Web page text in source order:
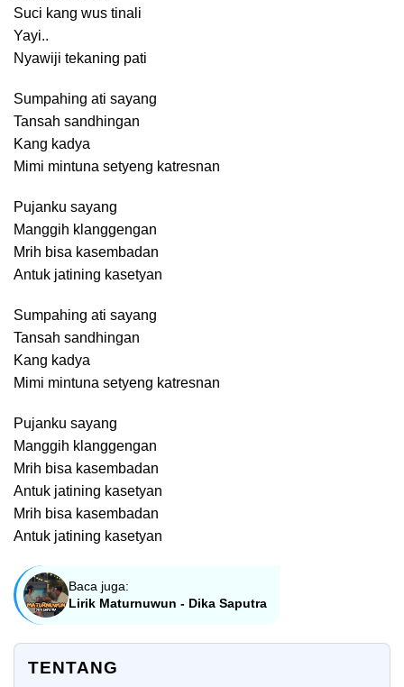
Suci kang wus tinali
Yayi..
Nyawiji tekaning pati
Sumpahing ati sayang
Tansah sandhingan
Kang kadya
Mimi mintuna setyeng katresnan
Pujanku sayang
Manggih klanggengan
Mrih bisa kasembadan
Antuk jatining kasetyan
Sumpahing ati sayang
Tansah sandhingan
Kang kadya
Mimi mintuna setyeng katresnan
Pujanku sayang
Manggih klanggengan
Mrih bisa kasembadan
Antuk jatining kasetyan
Mrih bisa kasembadan
Antuk jatining kasetyan
Baca juga:
Lirik Maturnuwun - Dika Saputra
TENTANG